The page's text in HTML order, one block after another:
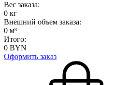
Вес заказа:
0 кг
Внешний объем заказа:
0 м³
Итого:
0 BYN
Оформить заказ